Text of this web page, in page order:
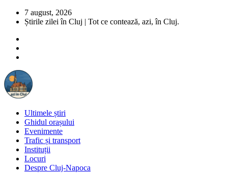
7 august, 2026
Știrile zilei în Cluj | Tot ce contează, azi, în Cluj.
Ultimele știri
Ghidul orașului
Evenimente
Trafic și transport
Instituții
Locuri
Despre Cluj-Napoca